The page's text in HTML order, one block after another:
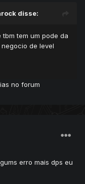
disse:
tem um pode da
de level
no forum
erro mais dps eu